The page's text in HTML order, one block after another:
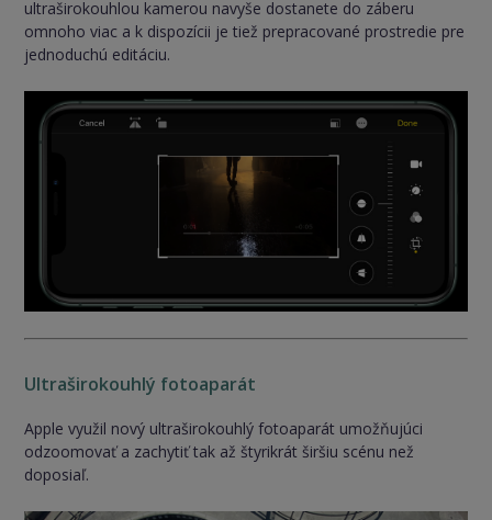
ultraširokouhlou kamerou navyše dostanete do záberu
omnoho viac a k dispozícii je tiež prepracované prostredie pre
jednoduchú editáciu.
Ultraširokouhlý fotoaparát
Apple využil nový ultraširokouhlý fotoaparát umožňujúci
odzoomovať a zachytiť tak až štyrikrát širšiu scénu než
doposiaľ.